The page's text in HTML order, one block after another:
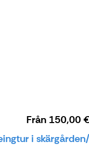
Från 150,00
i skärgården/